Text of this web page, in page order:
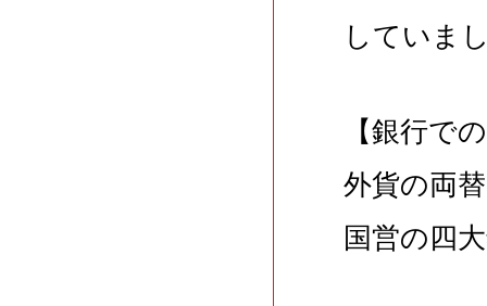
していま
【銀行で
外貨の両
国営の四